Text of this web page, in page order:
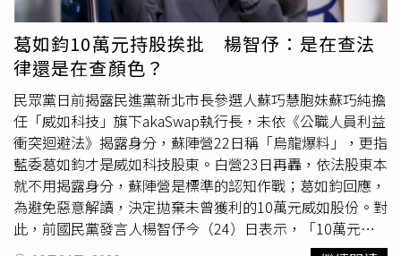
民的工作時間，公投投票率可能不會高，公投跟大選一起辦
理既可以提升投票率、降低選務成本。自己認為公投綁大選
是必然趨勢。
葛如鈞10萬元持股挨批 楊智伃：是在查法
律還是在查顏色？
民眾黨日前揭露民進黨新北市長參選人蘇巧慧胞妹蘇巧純擔
任「威如科技」旗下akaSwap執行長，未依《公職人員利益
衝突迴避法》揭露身分，蘇陣營22日稱「烏龍爆料」，更指
藍委葛如鈞才是威如科技股東。白營23日再轟，依法股東本
就不用揭露身分，蘇陣營是標準的認知作戰；葛如鈞回應，
為避免惡意解讀，決定拋棄未曾獲利的10萬元威如股份。對
此，前國民黨發言人楊智伃今（24）日表示，「10萬元個
別事業投資不用財產申報，李坤城立法委員不懂法律嗎？民